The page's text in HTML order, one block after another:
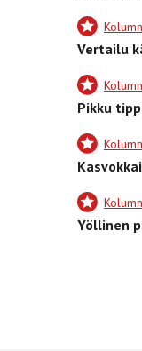
Vertailu
Pikku
Yöllinen